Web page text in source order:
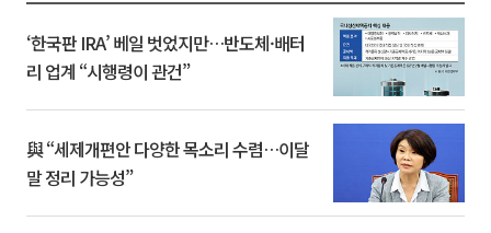
‘한국판 IRA’ 베일 벗었지만…반도체·배터
리 업계 “시행령이 관건”
與 “세제개편안 다양한 목소리 수렴…이달
말 정리 가능성”